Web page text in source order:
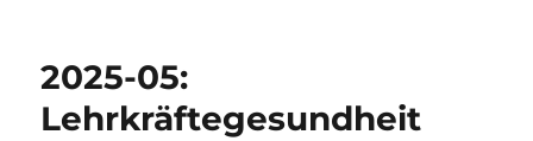
#kAIneEntwertung:
KI,
2025-05:
Lehrkräftegesundheit